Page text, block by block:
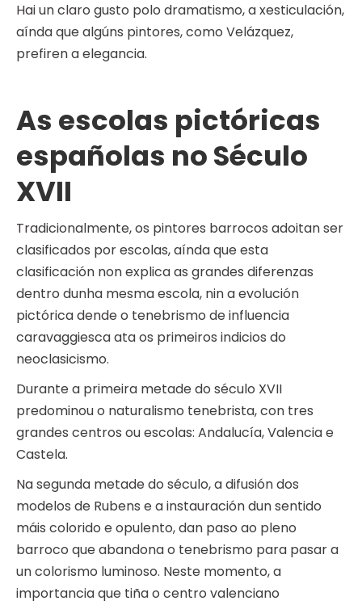
Hai un claro gusto polo dramatismo, a xesticulación,
aínda que algúns pintores, como Velázquez,
prefiren a elegancia.
As escolas pictóricas
españolas no Século
XVII
Tradicionalmente, os pintores barrocos adoitan ser
clasificados por escolas, aínda que esta
clasificación non explica as grandes diferenzas
dentro dunha mesma escola, nin a evolución
pictórica dende o tenebrismo de influencia
caravaggiesca ata os primeiros indicios do
neoclasicismo.
Durante a primeira metade do século XVII
predominou o naturalismo tenebrista, con tres
grandes centros ou escolas: Andalucía, Valencia e
Castela.
Na segunda metade do século, a difusión dos
modelos de Rubens e a instauración dun sentido
máis colorido e opulento, dan paso ao pleno
barroco que abandona o tenebrismo para pasar a
un colorismo luminoso. Neste momento, a
importancia que tiña o centro valenciano